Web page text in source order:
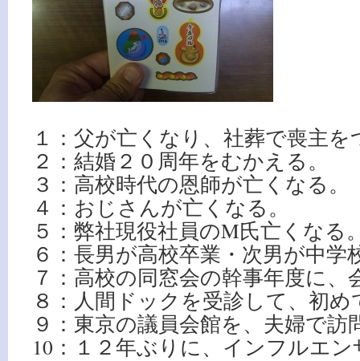
１：父が亡くなり、社葬で喪主
２：結婚２０周年をむかえる。
３：高校時代の恩師が亡くなる。
４：おじさんが亡くなる。
５：弊社現役社員のM氏亡くなる
６：長男が高校卒業・次男が中学
７：高校の同窓会の幹事年度に
８：人間ドックを受診して、初
９：東京の議員会館を、夫婦で訪
10：１２年ぶりに、インフルエ